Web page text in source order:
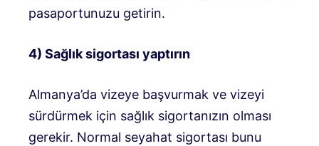
pasaportunuzu getirin.
4) Sağlık sigortası yaptırın
Almanya’da vizeye başvurmak ve vizeyi
sürdürmek için sağlık sigortanızın olması
gerekir. Normal seyahat sigortası bunu